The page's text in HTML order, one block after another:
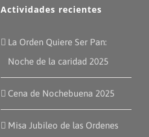
Actividades recientes
La Orden Quiere Ser Pan:
Noche de la caridad 2025
Cena de Nochebuena 2025
Misa Jubileo de las Ordenes